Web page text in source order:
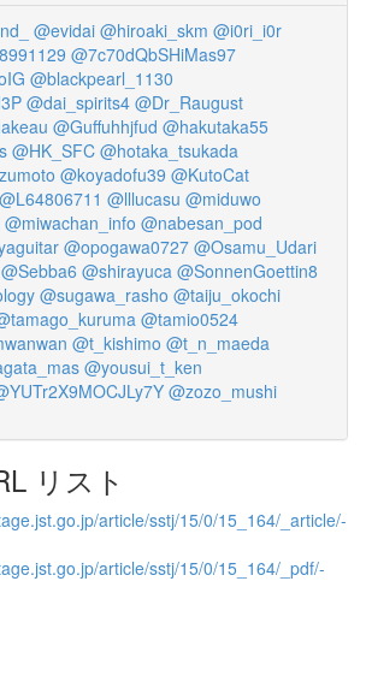
@evidai @hiroaki_skm @i0ri_i0r
@7c70dQbSHiMas97
@blackpearl_1130
@dai_spirits4 @Dr_Raugust
@Guffuhhjfud @hakutaka55
@HK_SFC @hotaka_tsukada
@koyadofu39 @KutoCat
@L64806711 @lllucasu @miduwo
@miwachan_info @nabesan_pod
@opogawa0727 @Osamu_Udari
@Sebba6 @shirayuca @SonnenGoettin8
@sugawa_rasho @taiju_okochi
@tamio0524
@t_kishimo @t_n_maeda
@yousui_t_ken
@zozo_mushi
リスト
article/sstj/15/0/15_164/_article/-
article/sstj/15/0/15_164/_pdf/-